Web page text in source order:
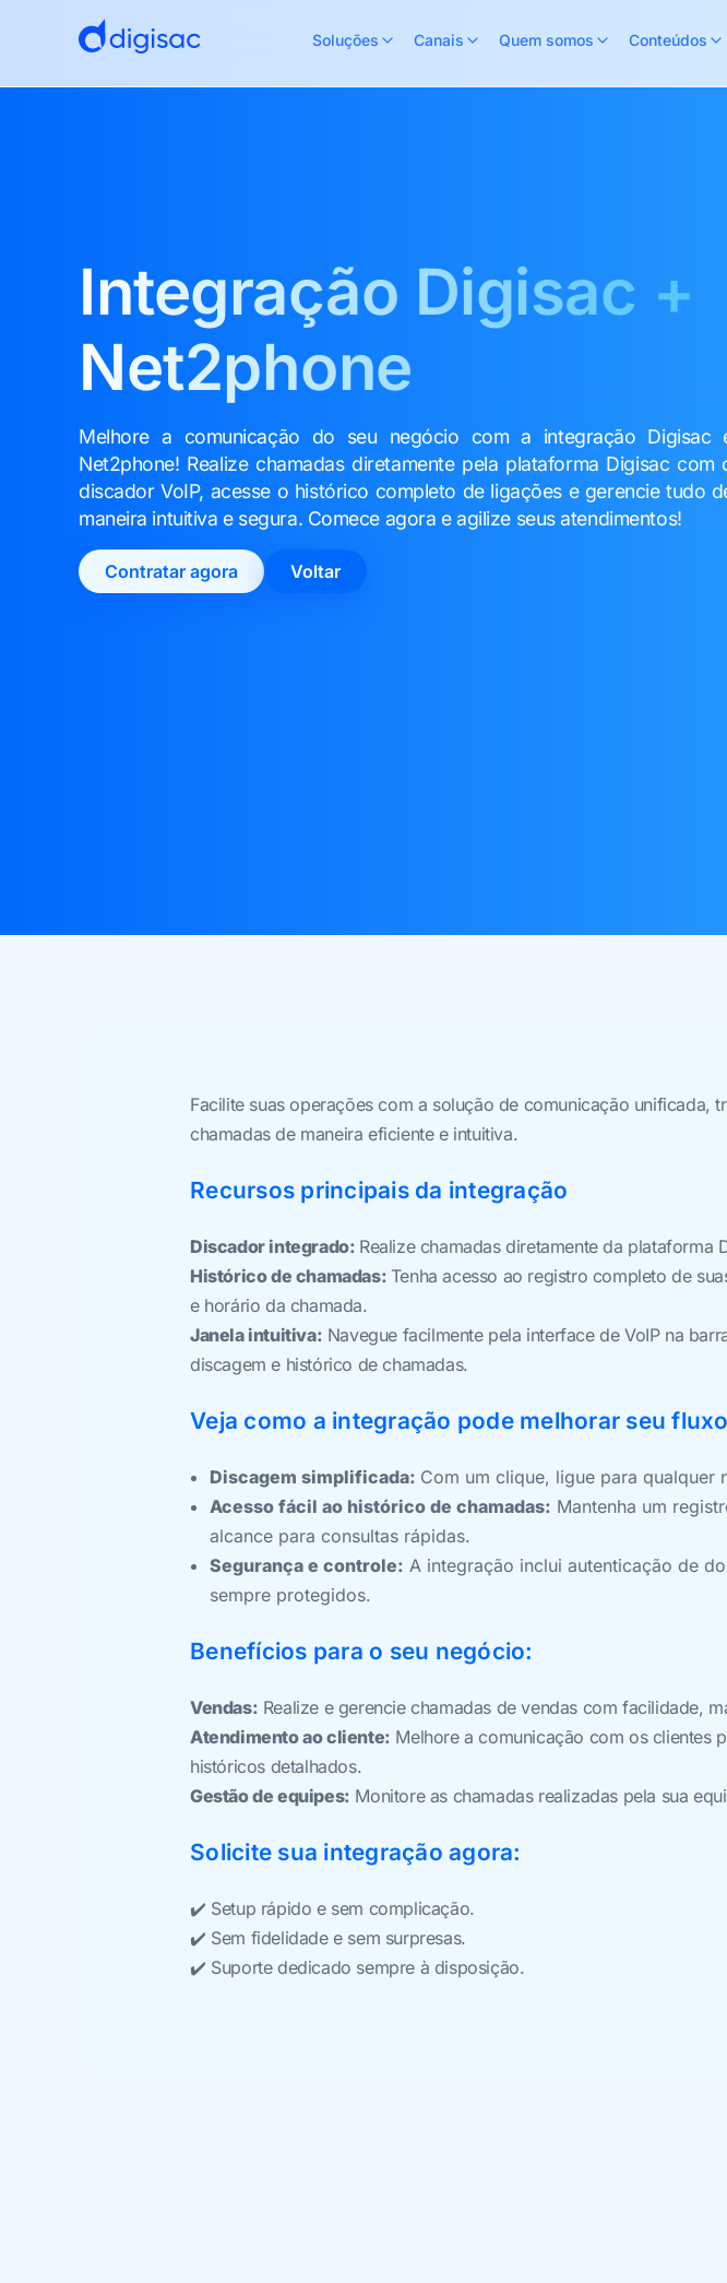
Soluções Canais Quem somos Conteúdos
Integração Digisac +
Net2phone
Melhore a comunicação do seu negócio com a integração Digisac
Net2phone! Realize chamadas diretamente pela plataforma Digisac com
discador VoIP, acesse o histórico completo de ligações e gerencie tudo
maneira intuitiva e segura. Comece agora e agilize seus atendimentos!
Contratar agora Voltar
Facilite suas operações com a solução de comunicação unificada,
chamadas de maneira eficiente e intuitiva.
Recursos principais da integração
Discador integrado: Realize chamadas diretamente da
Histórico de chamadas: Tenha acesso ao registro completo de
e horário da chamada.
Janela intuitiva: Navegue facilmente pela interface de VoIP na
discagem e histórico de chamadas.
Veja como a integração pode melhorar seu
Discagem simplificada: Com um clique, ligue para qualquer
Acesso fácil ao histórico de chamadas: Mantenha um
alcance para consultas rápidas.
Segurança e controle: A integração inclui autenticação de
sempre protegidos.
Benefícios para o seu negócio:
Vendas: Realize e gerencie chamadas de vendas com facilidade,
Atendimento ao cliente: Melhore a comunicação com os clientes
históricos detalhados.
Gestão de equipes: Monitore as chamadas realizadas pela sua
Solicite sua integração agora:
✔️ Setup rápido e sem complicação.
✔️ Sem fidelidade e sem surpresas.
✔️ Suporte dedicado sempre à disposição.